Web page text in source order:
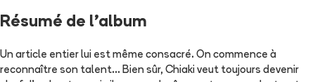
Résumé de l'album
Un article entier lui est même consacré. On commence à
reconnaître son talent... Bien sûr, Chiaki veut toujours devenir